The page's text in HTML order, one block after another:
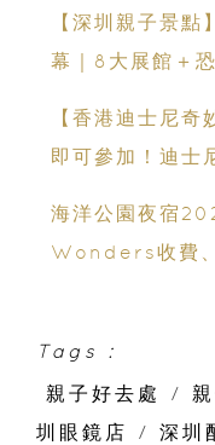
【深圳親子景
幕｜8大展館＋
【香港迪士尼
即可參加！迪士
海洋公園夜宿
Wonders收費、
Tags :
親子好去處
/
圳眼鏡店
/ 深圳